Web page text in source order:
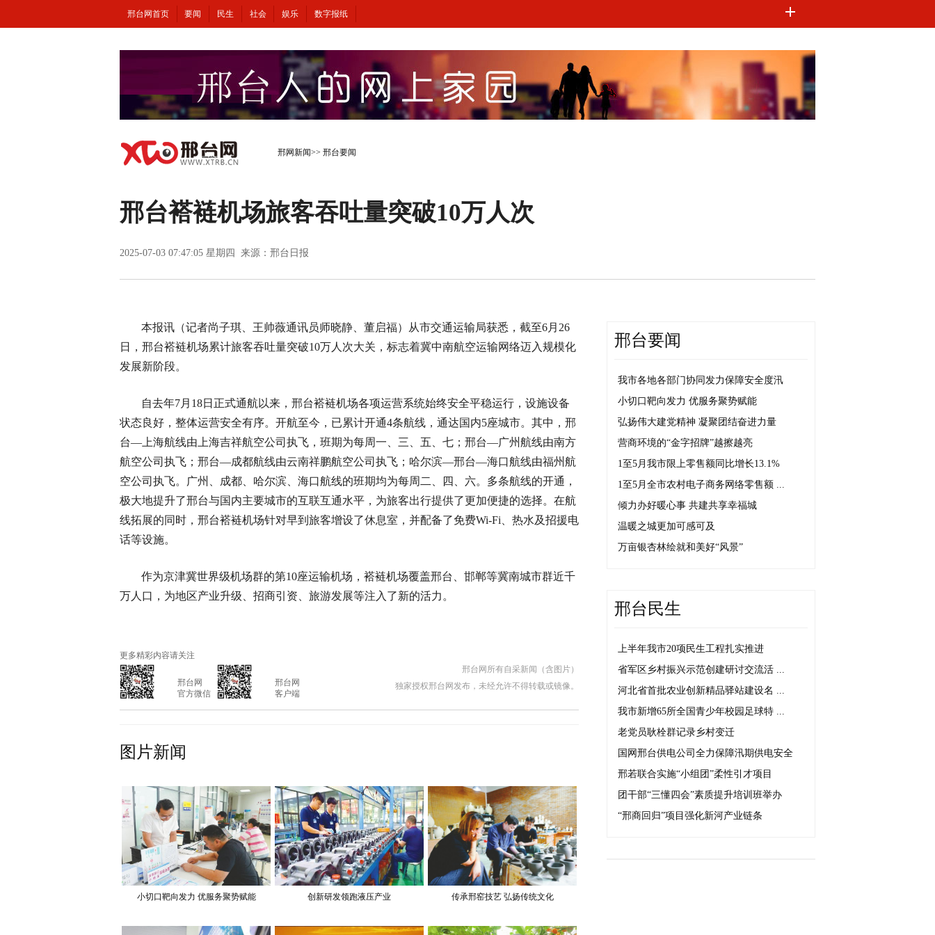
邢台网首页 要闻 民生 社会 娱乐 数字报纸
邢网新闻>> 邢台要闻
邢台褡裢机场旅客吞吐量突破10万人次
2025-07-03 07:47:05 星期四 来源：邢台日报
本报讯（记者尚子琪、王帅薇通讯员师晓静、董启福）从市交通运输局获悉，截至6月26
日，邢台褡裢机场累计旅客吞吐量突破10万人次大关，标志着冀中南航空运输网络迈入规模化
发展新阶段。
自去年7月18日正式通航以来，邢台褡裢机场各项运营系统始终安全平稳运行，设施设备
状态良好，整体运营安全有序。开航至今，已累计开通4条航线，通达国内5座城市。其中，邢
台—上海航线由上海吉祥航空公司执飞，班期为每周一、三、五、七；邢台—广州航线由南方
航空公司执飞；邢台—成都航线由云南祥鹏航空公司执飞；哈尔滨—邢台—海口航线由福州航
空公司执飞。广州、成都、哈尔滨、海口航线的班期均为每周二、四、六。多条航线的开通，
极大地提升了邢台与国内主要城市的互联互通水平，为旅客出行提供了更加便捷的选择。在航
线拓展的同时，邢台褡裢机场针对早到旅客增设了休息室，并配备了免费Wi-Fi、热水及招援电
话等设施。
作为京津冀世界级机场群的第10座运输机场，褡裢机场覆盖邢台、邯郸等冀南城市群近千
万人口，为地区产业升级、招商引资、旅游发展等注入了新的活力。
更多精彩内容请关注
			邢台网
			官方微信
			邢台网
			客户端
邢台网所有自采新闻（含图片）
独家授权邢台网发布，未经允许不得转载或镜像。
图片新闻
小切口靶向发力 优服务聚势赋能 创新研发领跑液压产业 传承邢窑技艺 弘扬传统文化
邢台要闻
我市各地各部门协同发力保障安全度汛
小切口靶向发力 优服务聚势赋能
弘扬伟大建党精神 凝聚团结奋进力量
营商环境的“金字招牌”越擦越亮
1至5月我市限上零售额同比增长13.1%
1至5月全市农村电子商务网络零售额 ...
倾力办好暖心事 共建共享幸福城
温暖之城更加可感可及
万亩银杏林绘就和美好“风景”
邢台民生
上半年我市20项民生工程扎实推进
省军区乡村振兴示范创建研讨交流活 ...
河北省首批农业创新精品驿站建设名 ...
我市新增65所全国青少年校园足球特 ...
老党员耿栓群记录乡村变迁
国网邢台供电公司全力保障汛期供电安全
邢若联合实施“小组团”柔性引才项目
团干部“三懂四会”素质提升培训班举办
“邢商回归”项目强化新河产业链条